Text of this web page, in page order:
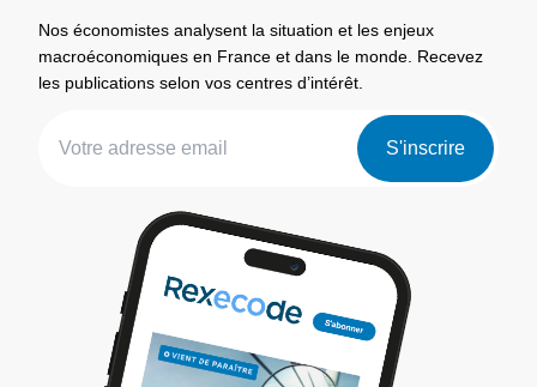
Nos économistes analysent la situation et les enjeux
macroéconomiques en France et dans le monde. Recevez
les publications selon vos centres d’intérêt.
S'inscrire